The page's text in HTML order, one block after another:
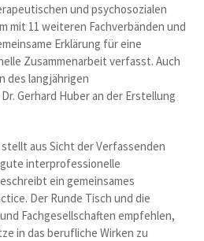
und psychosozialen
mit 11 weiteren Fachverbänden und
Erklärung für eine
Zusammenarbeit verfasst. Auch
des langjährigen
Gerhard Huber an der Erstellung
stellt aus Sicht der Verfassenden
interprofessionelle
ein gemeinsames
Der Runde Tisch und die
Fachgesellschaften empfehlen,
in das berufliche Wirken zu